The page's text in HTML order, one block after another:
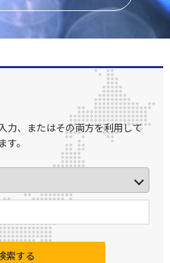
力、またはその両方を利用して
。
索する